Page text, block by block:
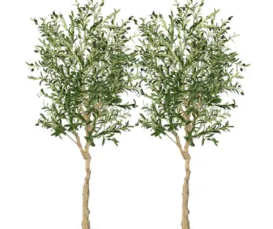
Fruits de Saison
PrintempsSaisonsAlimentation saineArticles MensuelsChoix et
Conservation
Fruits de Saison